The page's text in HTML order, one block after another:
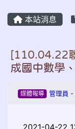
本站消息
[110.04.22
成國中數學
媒體報導 管理員 -
2021-04-22